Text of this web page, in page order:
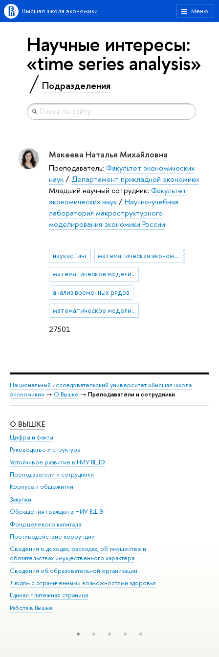
Меню
Высшая школа экономики
Научные интересы:
«time series analysis»
Подразделения
27501
Макеева Наталья Михайловна
Преподаватель: Факультет экономических
наук/Департамент прикладной экономики
Младший научный сотрудник: Факультет
экономических наук/Научно-учебная
лаборатория макроструктурного
моделирования экономики России
наукастинг математическая экономика
математическое моделирование экономических процессов
анализ временных рядов
математическое моделирование экономических механизмов
Национальный исследовательский университет «Высшая школа
экономики» → О Вышке → Преподаватели и сотрудники
О ВЫШКЕ
Цифры и факты
Руководство и структура
Устойчивое развитие в НИУ ВШЭ
Преподаватели и сотрудники
Корпуса и общежития
Закупки
Обращения граждан в НИУ ВШЭ
Фонд целевого капитала
Противодействие коррупции
Сведения о доходах, расходах, об имуществе и
обязательствах имущественного характера
Сведения об образовательной организации
Людям с ограниченными возможностями здоровья
Единая платежная страница
Работа в Вышке